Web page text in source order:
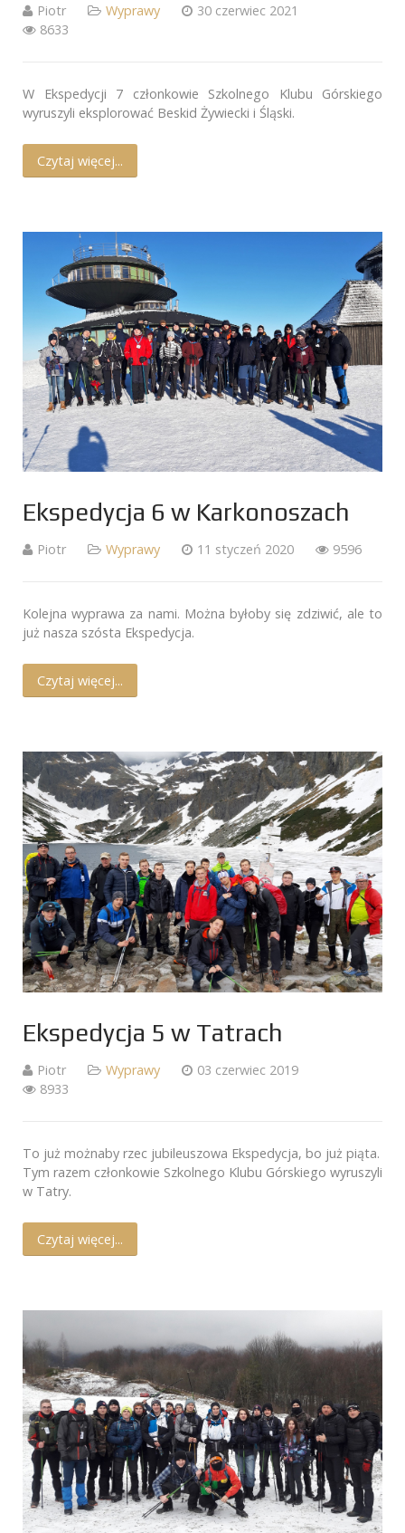
Piotr Wyprawy
30 czerwiec 2021
8633
W Ekspedycji 7 członkowie Szkolnego Klubu Górskiego
wyruszyli eksplorować Beskid Żywiecki i Śląski.
Czytaj więcej...
Ekspedycja 6 w Karkonoszach
Piotr Wyprawy 11 styczeń 2020 9596
Kolejna wyprawa za nami. Można byłoby się zdziwić, ale to
już nasza szósta Ekspedycja.
Czytaj więcej...
Ekspedycja 5 w Tatrach
Piotr Wyprawy
03 czerwiec 2019
8933
To już możnaby rzec jubileuszowa Ekspedycja, bo już piąta.
Tym razem członkowie Szkolnego Klubu Górskiego wyruszyli
w Tatry.
Czytaj więcej...